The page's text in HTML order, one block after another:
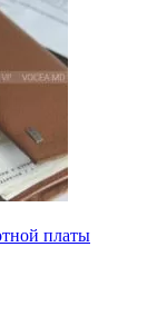
платы